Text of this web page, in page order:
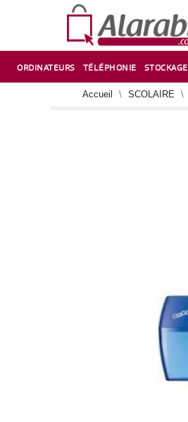
ORDINATEURS TÉLÉPHONIE STOCKAGE
Accueil SCOLAIRE